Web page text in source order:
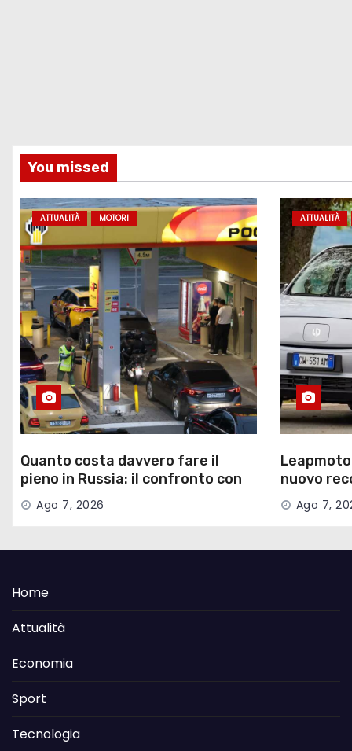
You missed
ATTUALITÀ MOTORI
Quanto costa davvero fare il
pieno in Russia: il confronto con
l’Italia
Ago 7, 2026
ATTUALITÀ
nuovo
a luglio
Ago 7,
Home
Attualità
Economia
Sport
Tecnologia